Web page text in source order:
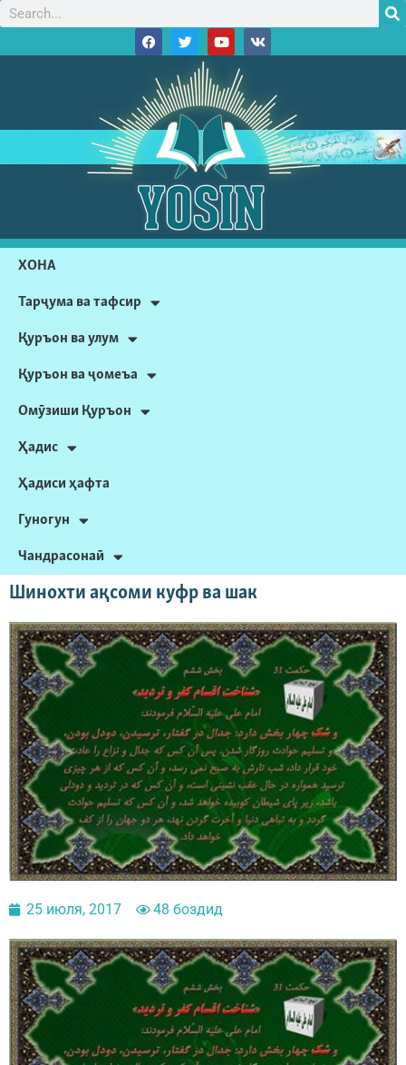
ХОНА
Тарҷума ва тафсир
Қуръон ва улум
Қуръон ва ҷомеъа
Омӯзиши Қуръон
Ҳадис
Ҳадиси ҳафта
Гуногун
Чандрасонаӣ
Шинохти ақсоми куфр ва шак
25 июля, 2017 48 боздид